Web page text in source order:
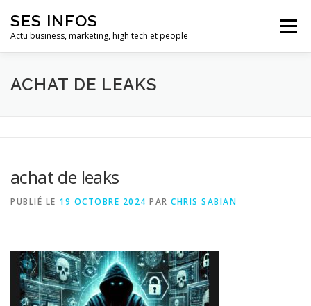
contenu
SES INFOS
Actu business, marketing, high tech et people
Menu
BUSINESS MARKETING
ACHAT DE LEAKS
achat de leaks
PUBLIÉ LE 19 OCTOBRE 2024 PAR CHRIS SABIAN